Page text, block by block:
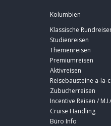
Kolumbien
Klassische
Studienreisen
Themenreisen
Premiumreisen
Aktivreisen
Reisebausteine a-la-
Zubucherreisen
Incentive Reisen /
Cruise Handling
Büro Info